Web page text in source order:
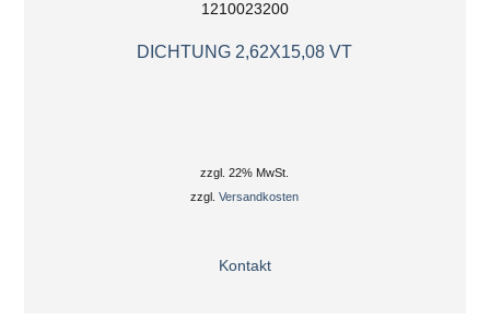
1210023200
DICHTUNG 2,62X15,08 VT
zzgl. 22% MwSt.
zzgl.Versandkosten
Kontakt